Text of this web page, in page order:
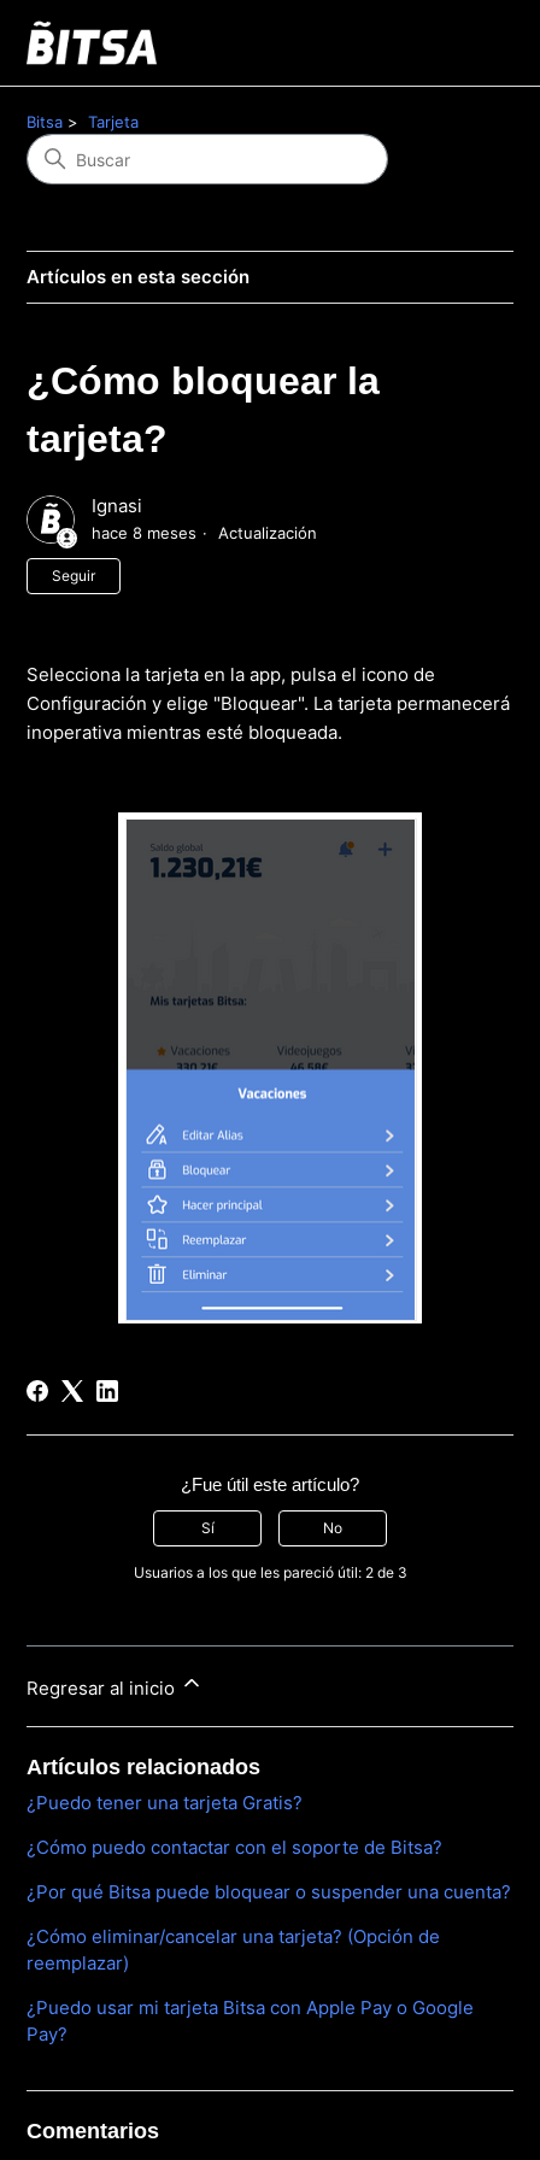
Bitsa Tarjeta
Artículos en esta sección
¿Cómo bloquear la
tarjeta?
Ignasi
hace 8 meses Actualización
Seguir
Selecciona la tarjeta en la app, pulsa el icono de
Configuración y elige "Bloquear". La tarjeta permanecerá
inoperativa mientras esté bloqueada.
¿Fue útil este artículo?
Sí No
Usuarios a los que les pareció útil: 2 de 3
Regresar al inicio
Artículos relacionados
¿Puedo tener una tarjeta Gratis?
¿Cómo puedo contactar con el soporte de Bitsa?
¿Por qué Bitsa puede bloquear o suspender una cuenta?
¿Cómo eliminar/cancelar una tarjeta? (Opción de
reemplazar)
¿Puedo usar mi tarjeta Bitsa con Apple Pay o Google
Pay?
Comentarios